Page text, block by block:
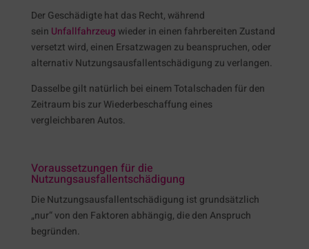
Der Geschädigte hat das Recht, während
sein Unfallfahrzeug wieder in einen fahrbereiten Zustand
versetzt wird, einen Ersatzwagen zu beanspruchen, oder
alternativ Nutzungsausfallentschädigung zu verlangen.
Dasselbe gilt natürlich bei einem Totalschaden für den
Zeitraum bis zur Wiederbeschaffung eines
vergleichbaren Autos.
Voraussetzungen für die
Nutzungsausfallentschädigung
Die Nutzungsausfallentschädigung ist grundsätzlich
„nur“ von den Faktoren abhängig, die den Anspruch
begründen.